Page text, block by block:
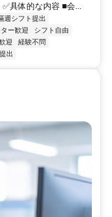
具体的な内容 ■会...
週シフト提出
ー歓迎
シフト自由
迎
経験不問
出